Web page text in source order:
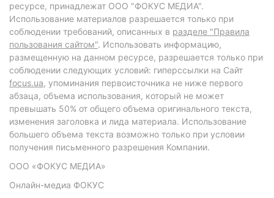
ресурсе, принадлежат ООО "ФОКУС МЕДИА".
Использование материалов разрешается только при
соблюдении требований, описанных в разделе "Правила
пользования сайтом". Использовать информацию,
размещенную на данном ресурсе, разрешается только при
соблюдении следующих условий: гиперссылки на Сайт
focus.ua, упоминания первоисточника не ниже первого
абзаца, объема использования, который не может
превышать 50% от общего объема оригинального текста,
изменения заголовка и лида материала. Использование
большего объема текста возможно только при условии
получения письменного разрешения Компании.
ООО «ФОКУС МЕДИА»
Онлайн-медиа ФОКУС